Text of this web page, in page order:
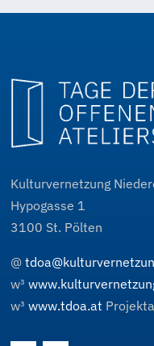
Kulturvernetzung
Hypogasse 1
3100 St. Pölten
@
w³
w³www.tdoa.at